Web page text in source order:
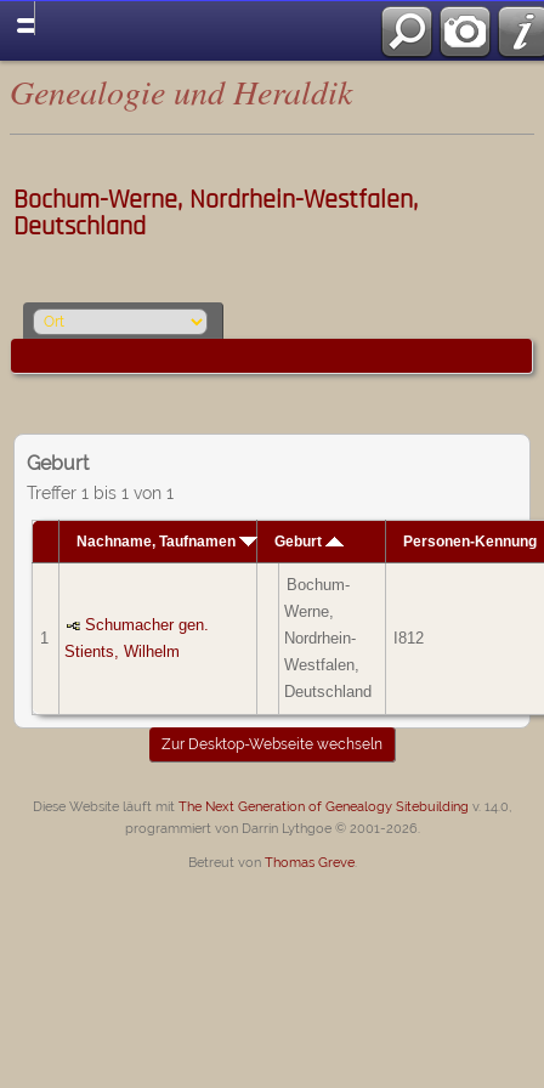
Genealogie und Heraldik
Bochum-Werne, Nordrhein-Westfalen,
Deutschland
Geburt
Treffer 1 bis 1 von 1
Nachname, Taufnamen Geburt Personen-Kennung
1
Schumacher gen.
Stients, Wilhelm
Bochum-
Werne,
Nordrhein-
Westfalen,
Deutschland
I812
Zur Desktop-Webseite wechseln
Diese Website läuft mit The Next Generation of Genealogy Sitebuilding v. 14.0,
programmiert von Darrin Lythgoe © 2001-2026.
Betreut von Thomas Greve.